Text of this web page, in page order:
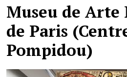
Museu de Arte
de Paris
Pompidou)